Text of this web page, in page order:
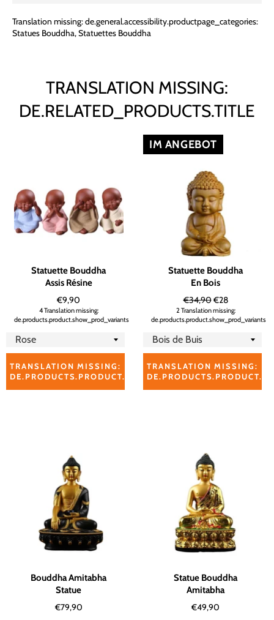
Translation missing: de.general.accessibility.productpage_categories:
Statues Bouddha,Statuettes Bouddha
TRANSLATION MISSING:
DE.RELATED_PRODUCTS.TITLE
Statuette Bouddha
Assis Résine
Normaler
Preis
€9,90
4 Translation missing:
de.products.product.show_prod_variants
TRANSLATION MISSING:
Statuette Bouddha
En Bois
Normaler
Preis
€34,90Sonderpreis
€28
2 Translation missing:
de.products.product.show_prod_variants
IM ANGEBOT
TRANSLATION MISSING:
Bouddha Amitabha
Statue
Normaler
€79,90
Statue Bouddha
Amitabha
Normaler
€49,90